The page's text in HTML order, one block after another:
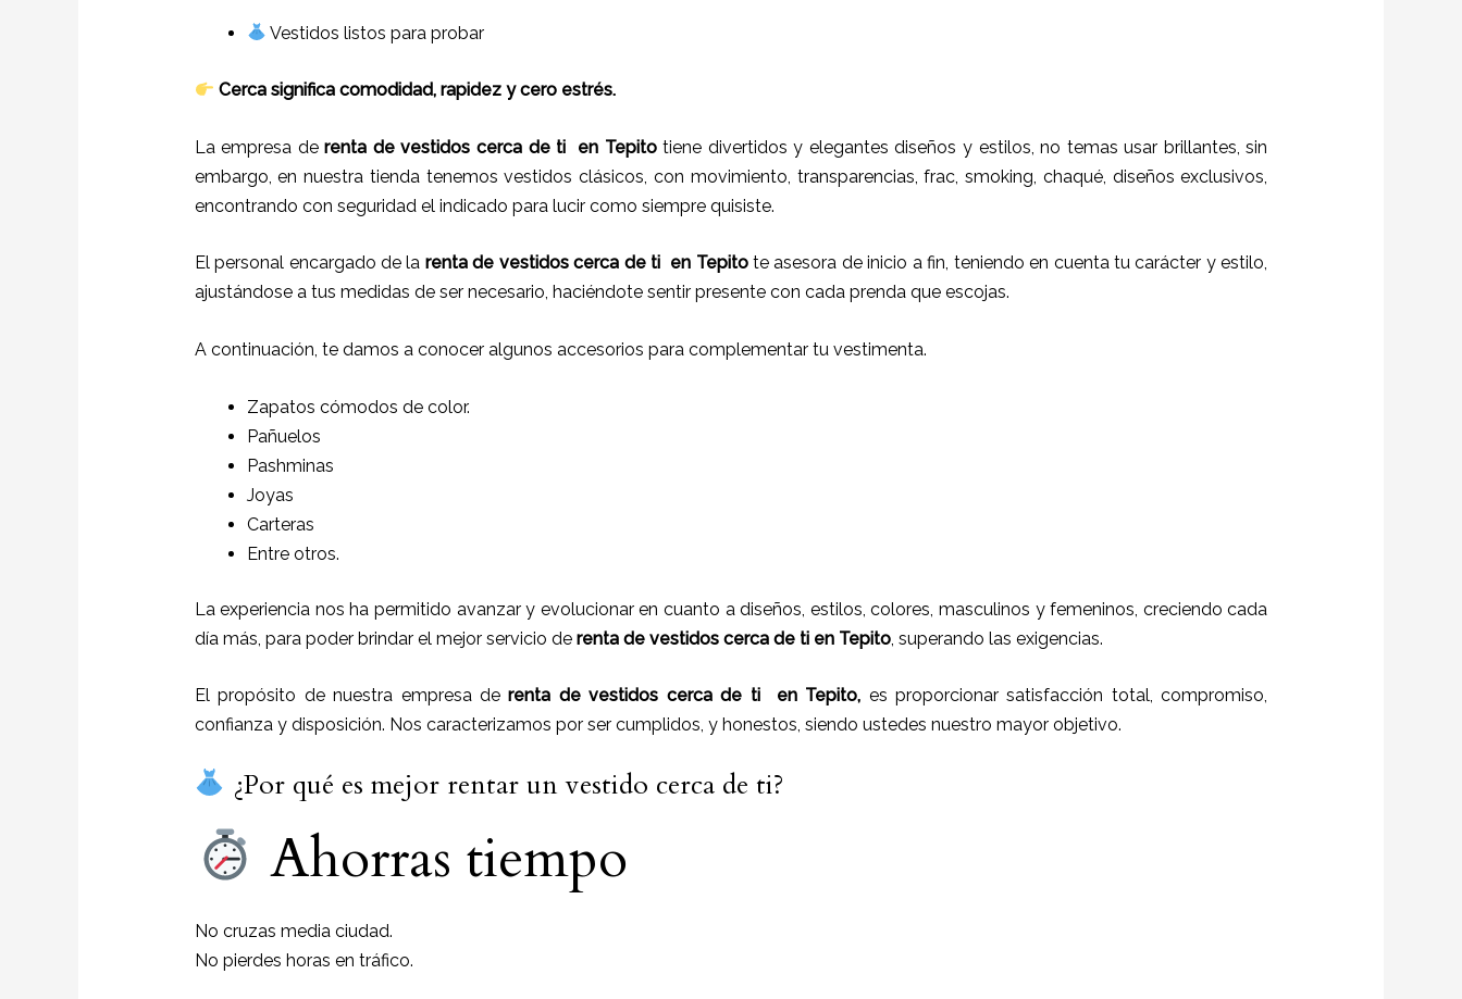
Vestidos listos para probar
Cerca significa comodidad, rapidez y cero estrés.
La empresa derenta de vestidos cerca de ti en Tepito tiene divertidos y elegantes diseños y estilos, no temas usar brillantes, sin
embargo, en nuestra tienda tenemos vestidos clásicos, con movimiento, transparencias, frac, smoking, chaqué, diseños exclusivos,
encontrando con seguridad el indicado para lucir como siempre quisiste.
El personal encargado de la renta de vestidos cerca de ti en Tepitote asesora de inicio a fin, teniendo en cuenta tu carácter y estilo,
ajustándose a tus medidas de ser necesario, haciéndote sentir presente con cada prenda que escojas.
A continuación, te damos a conocer algunos accesorios para complementar tu vestimenta.
Zapatos cómodos de color.
Pañuelos
Pashminas
Joyas
Carteras
Entre otros.
La experiencia nos ha permitido avanzar y evolucionar en cuanto a diseños, estilos, colores, masculinos y femeninos, creciendo cada
día más, para poder brindar el mejor servicio de renta de vestidos cerca de ti en Tepito, superando las exigencias.
El propósito de nuestra empresa derenta de vestidos cerca de ti en Tepito, es proporcionar satisfacción total, compromiso,
confianza y disposición. Nos caracterizamos por ser cumplidos, y honestos, siendo ustedes nuestro mayor objetivo.
¿Por qué es mejor rentar un vestido cerca de ti?
Ahorras tiempo
No cruzas media ciudad.
No pierdes horas en tráfico.